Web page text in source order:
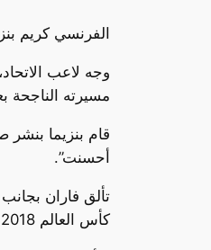
الفرنسي كريم
مسيرته الناجحة
قام بنزيما
أحسنت”.
كأس العالم 2018 في روسيا، بالإضافة إلى الحصول على المركز الثاني بعد أربع سنوات في قطر.